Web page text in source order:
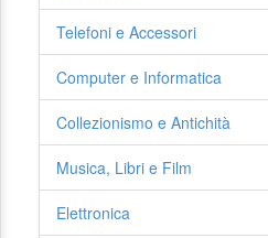
Telefoni e Accessori
Computer e Informatica
Collezionismo e Antichità
Musica, Libri e Film
Elettronica